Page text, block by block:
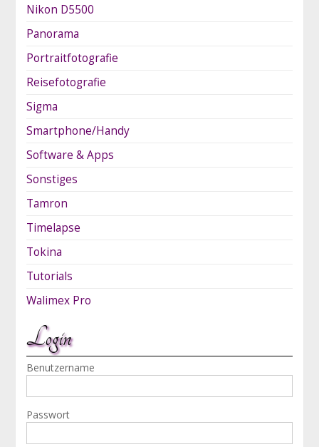
Nikon D5500
Panorama
Portraitfotografie
Reisefotografie
Sigma
Smartphone/Handy
Software & Apps
Sonstiges
Tamron
Timelapse
Tokina
Tutorials
Walimex Pro
Login
Benutzername
Passwort